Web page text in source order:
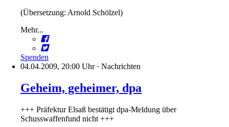
(Übersetzung: Arnold Schölzel)
Mehr...
Spenden
04.04.2009, 20:00 Uhr· Nachrichten
Geheim, geheimer, dpa
+++ Präfektur Elsaß bestätigt dpa-Meldung über
Schusswaffenfund nicht +++